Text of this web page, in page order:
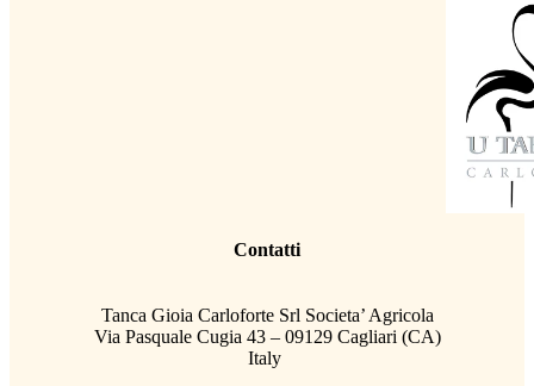
Contatti
Tanca Gioia Carloforte Srl Societa’ Agricola
Via Pasquale Cugia 43 – 09129 Cagliari (CA)
Italy